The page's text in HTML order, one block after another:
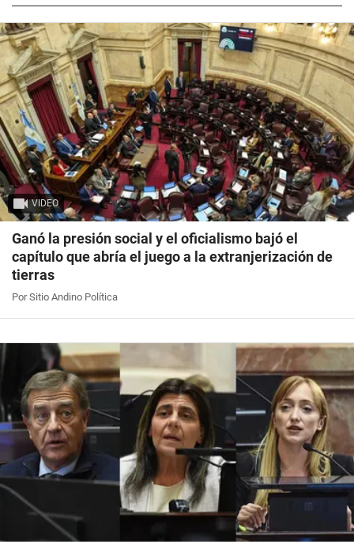
VIDEO
Ganó la presión social y el oficialismo bajó el
capítulo que abría el juego a la extranjerización de
tierras
Por Sitio Andino Política